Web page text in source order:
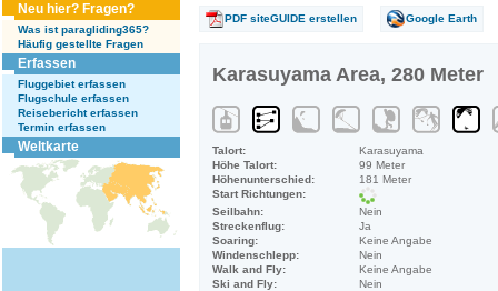
Neu hier? Fragen?
Was ist paragliding365?
Häufig gestellte Fragen
Erfassen
Fluggebiet erfassen
Flugschule erfassen
Reisebericht erfassen
Termin erfassen
Weltkarte
PDF siteGUIDE erstellen Google Earth
Karasuyama Area, 280 Meter
Talort:
Karasuyama
Höhe Talort:
99 Meter
Höhenunterschied:
181 Meter
Start Richtungen:
Seilbahn:
Nein
Streckenflug:
Ja
Soaring:
Keine Angabe
Windenschlepp:
Nein
Walk and Fly:
Keine Angabe
Ski and Fly:
Nein